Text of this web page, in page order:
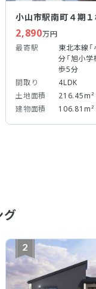
小山市駅南町４期
2,890万円
最寄駅
東北本線
分「旭小
歩5分
間取り
4LDK
土地面積
216.45m²
建物面積
106.81m²
グ
2